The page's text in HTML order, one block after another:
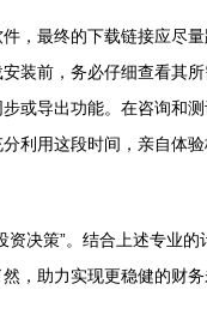
，最终的下载链接应尽
装前，务必仔细查看其
或导出功能。在咨询和
利用这段时间，亲自体
决策”。结合上述专业
，助力实现更稳健的财务